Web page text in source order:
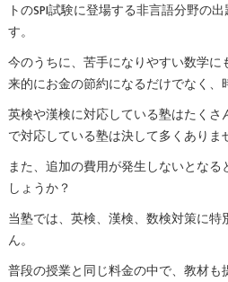
トのSPI試験に登場する非言語分野の
す。
今のうちに、苦手になりやすい数学
来的にお金の節約になるだけでなく、
英検や漢検に対応している塾はたくさ
で対応している塾は決して多くありま
また、追加の費用が発生しないとな
しょうか？
当塾では、英検、漢検、数検対策に
ん。
普段の授業と同じ料金の中で、教材も